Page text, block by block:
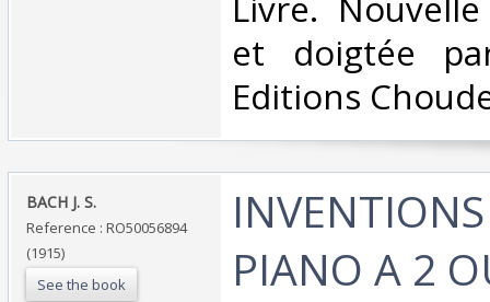
et doigtée
Editions
‎BACH J. S.‎
Reference : RO50056894
(1915)
See the book
PIANO A 2